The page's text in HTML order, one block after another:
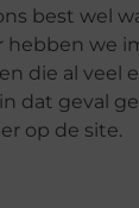
best wel
hebben we
die al veel
dat geval
op de site.